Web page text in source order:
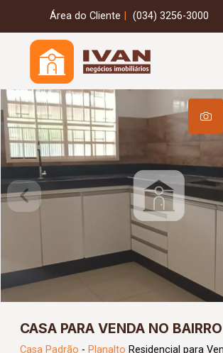
Área do Cliente (034) 3256-3000
CASA PARA VENDA NO
Casa Padrão - Planalto Residencial para